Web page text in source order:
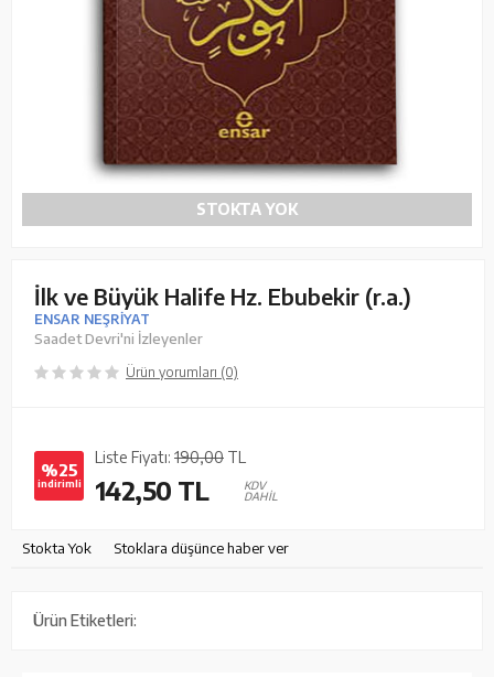
STOKTA YOK
İlk ve Büyük Halife Hz. Ebubekir (r.a.)
ENSAR NEŞRİYAT
Saadet Devri'ni İzleyenler
Ürün yorumları (0)
%25
indirimli
Liste Fiyatı: 190,00 TL
142,50 TL
KDV
DAHİL
Stokta Yok Stoklara düşünce haber ver
Ürün Etiketleri: